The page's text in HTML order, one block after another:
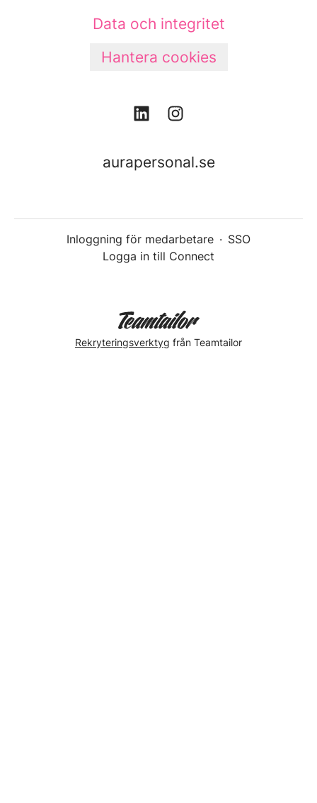
Data och integritet
Hantera cookies
aurapersonal.se
Inloggning för medarbetare · SSO
Logga in till Connect
Rekryteringsverktyg från Teamtailor